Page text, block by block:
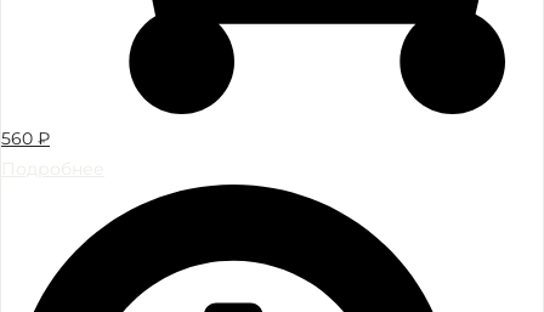
560 ₽
Подробнее